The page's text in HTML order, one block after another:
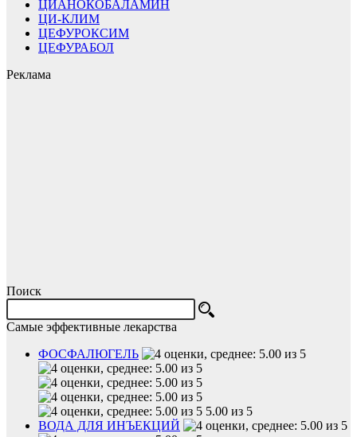
ЦИАНОКОБАЛАМИН
ЦИ-КЛИМ
ЦЕФУРОКСИМ
ЦЕФУРАБОЛ
Реклама
Поиск
Самые эффективные лекарства
ФОСФАЛЮГЕЛЬ
5.00 из 5
ВОДА ДЛЯ ИНЪЕКЦИЙ